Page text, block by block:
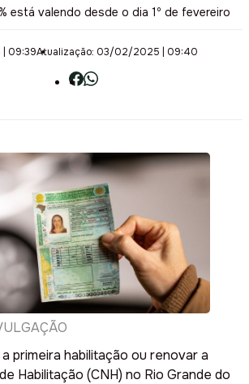
está valendo desde o dia 1º de fevereiro
09:39Atualização: 03/02/2025 | 09:40
a primeira habilitação ou renovar a
Habilitação (CNH) no Rio Grande do